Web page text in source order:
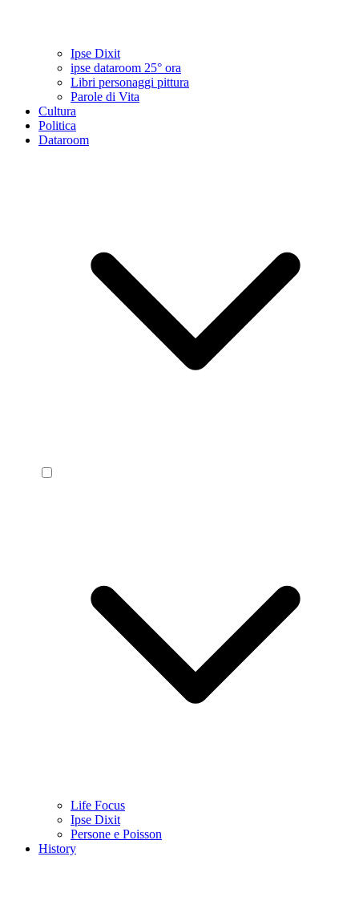
Ipse Dixit
ipse dataroom 25° ora
Libri personaggi pittura
Parole di Vita
Cultura
Politica
Dataroom
Life Focus
Ipse Dixit
Persone e Poisson
History